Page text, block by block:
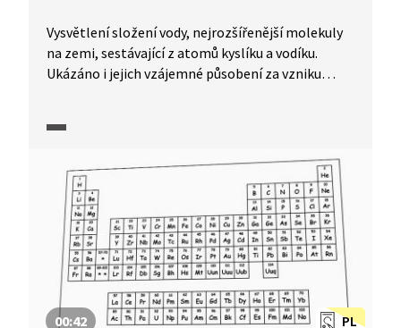
Vysvětlení složení vody, nejrozšířenější molekuly
na zemi, sestávající z atomů kyslíku a vodíku.
Ukázáno i jejich vzájemné působení za vzniku
předvedena změna hustoty vody se změnou
PL
00:42